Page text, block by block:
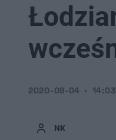
NK
2020-08-04 14:03